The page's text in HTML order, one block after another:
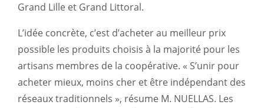
Grand Lille et Grand Littoral.
L’idée concrète, c’est d’acheter au meilleur prix
possible les produits choisis à la majorité pour les
artisans membres de la coopérative. « S’unir pour
acheter mieux, moins cher et être indépendant des
réseaux traditionnels », résume M. NUELLAS. Les